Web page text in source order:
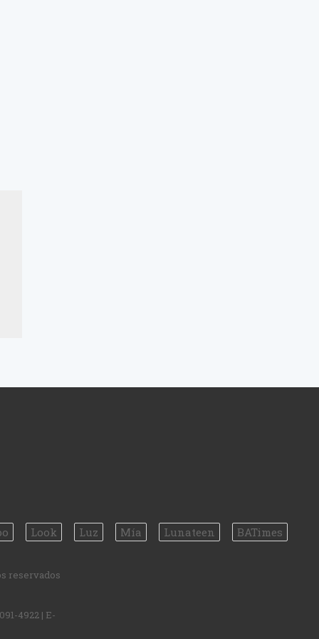
Look Luz Mía Lunateen BATimes
reservados
4922 | E-